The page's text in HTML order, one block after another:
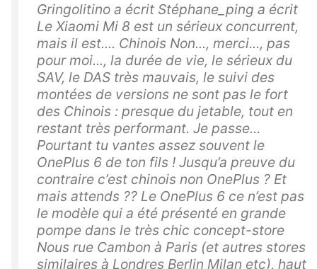
Gringolitino a écrit Stéphane_ping a écrit
Le Xiaomi Mi 8 est un sérieux concurrent,
mais il est.... Chinois Non..., merci..., pas
pour moi..., la durée de vie, le sérieux du
SAV, le DAS très mauvais, le suivi des
montées de versions ne sont pas le fort
des Chinois : presque du jetable, tout en
restant très performant. Je passe...
Pourtant tu vantes assez souvent le
OnePlus 6 de ton fils ! Jusqu’a preuve du
contraire c’est chinois non OnePlus ? Et
mais attends ?? Le OnePlus 6 ce n’est pas
le modèle qui a été présenté en grande
pompe dans le très chic concept-store
Nous rue Cambon à Paris (et autres stores
similaires à Londres Berlin Milan etc), haut